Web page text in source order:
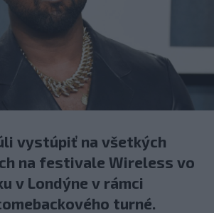
vystúpiť na všetkých
na festivale Wireless vo
v Londýne v rámci
turné.